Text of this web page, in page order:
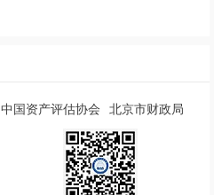
中国资产评估协会 北京市财政局